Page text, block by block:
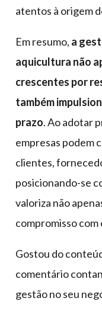
atentos à origem
Em resumo, a
aquicultura não
crescentes por
também
prazo. Ao adotar
empresas podem
clientes,
posicionando-se
valoriza não
compromisso com
Gostou do
comentário
gestão no seu